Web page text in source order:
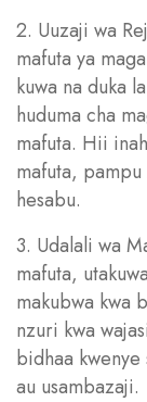
2. Uuzaji wa
mafuta ya
kuwa na duka
huduma cha
mafuta. Hii
mafuta,
hesabu.
3. Udalali wa
mafuta,
makubwa kwa
nzuri kwa
bidhaa
au usambazaji.